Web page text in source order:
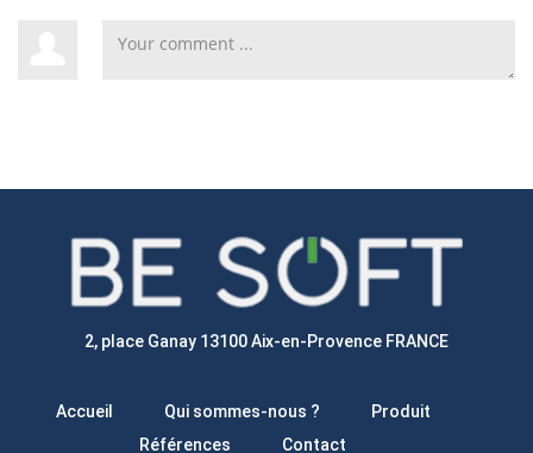
2, place Ganay 13100 Aix-en-Provence FRANCE
Accueil Qui sommes-nous ?
Produit
Références
Contact